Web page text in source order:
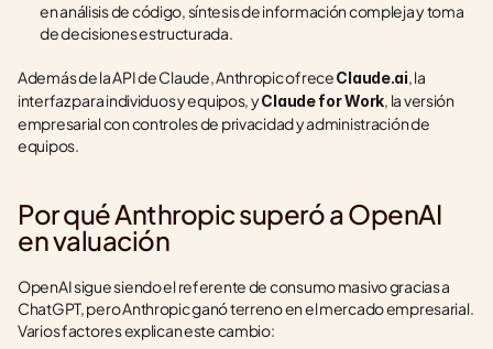
en análisis de código, síntesis de información compleja y toma
de decisiones estructurada.
Además de la API de Claude, Anthropic ofrece Claude.ai, la
interfaz para individuos y equipos, y Claude for Work, la versión
empresarial con controles de privacidad y administración de
equipos.
Por qué Anthropic superó a OpenAI
en valuación
OpenAI sigue siendo el referente de consumo masivo gracias a
ChatGPT, pero Anthropic ganó terreno en el mercado empresarial.
Varios factores explican este cambio: